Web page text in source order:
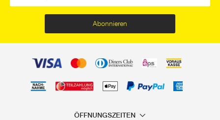
Abonnieren
ÖFFNUNGSZEITEN